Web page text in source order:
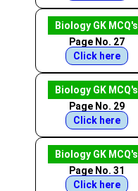
Biology GK MCQ's
Page No. 27
Click here
Biology GK MCQ's
Page No. 29
Click here
Biology GK MCQ's
Page No. 31
Click here